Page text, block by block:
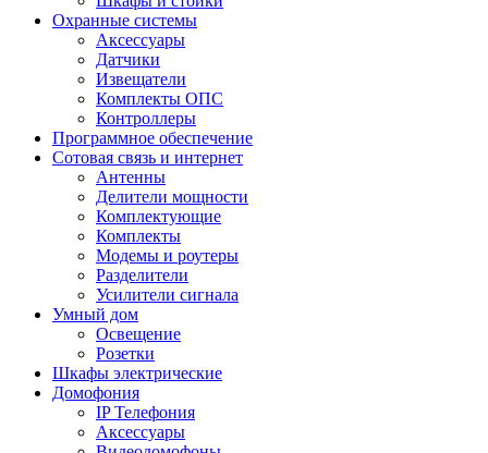
Охранные системы
Аксессуары
Датчики
Извещатели
Комплекты ОПС
Контроллеры
Программное обеспечение
Сотовая связь и интернет
Антенны
Делители мощности
Комплектующие
Комплекты
Модемы и роутеры
Разделители
Усилители сигнала
Умный дом
Освещение
Розетки
Шкафы электрические
Домофония
IP Телефония
Аксессуары